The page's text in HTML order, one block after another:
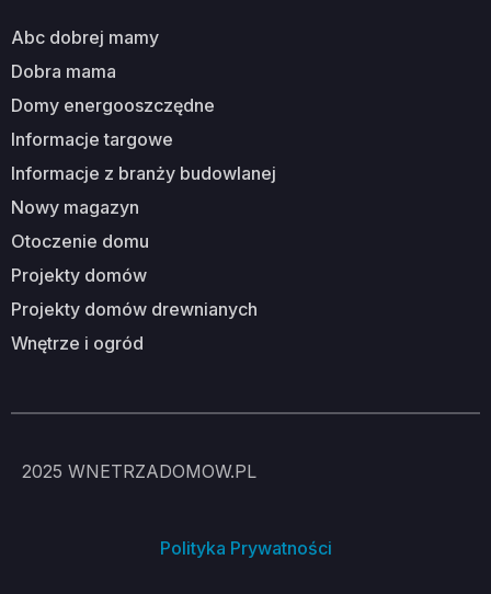
abc dobrej mamy
dobra mama
domy energooszczędne
informacje targowe
informacje z branży budowlanej
nowy magazyn
otoczenie domu
projekty domów
projekty domów drewnianych
wnętrze i ogród
2025 WNETRZADOMOW.PL
Polityka Prywatności